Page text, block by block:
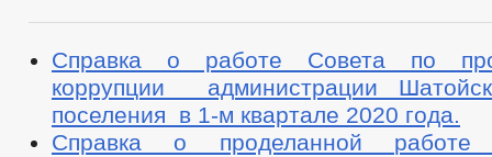
Справка о работе Совета по
коррупции администрации
поселения в 1-м квартале 2020 года.
Справка о проделанной